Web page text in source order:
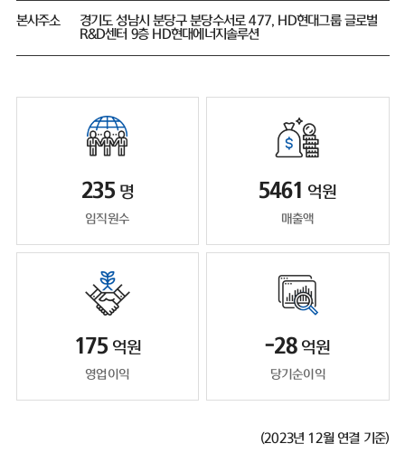
본사주소
경기도 성남시 분당구 분당수서로 477, HD현대그룹 글로벌
R&D센터 9층 HD현대에너지솔루션
235 명
임직원수
5461 억원
매출액
175 억원
영업이익
-28 억원
당기순이익
(2023년 12월 연결 기준)